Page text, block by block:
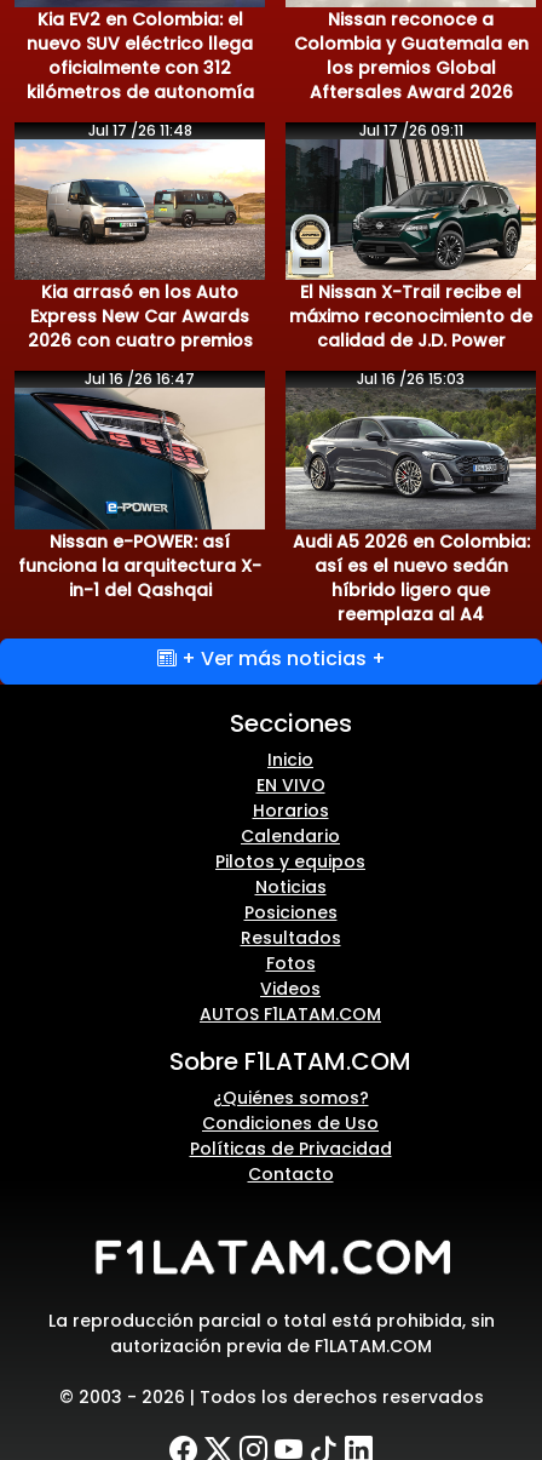
Kia EV2 en Colombia: el
nuevo SUV eléctrico llega
oficialmente con 312
kilómetros de autonomía
Nissan reconoce a
Colombia y Guatemala en
los premios Global
Aftersales Award 2026
Jul 17 /26 11:48
Kia arrasó en los Auto
Express New Car Awards
2026 con cuatro premios
Jul 17 /26 09:11
El Nissan X-Trail recibe el
máximo reconocimiento de
calidad de J.D. Power
Jul 16 /26 16:47
Nissan e-POWER: así
funciona la arquitectura X-
in-1 del Qashqai
Jul 16 /26 15:03
Audi A5 2026 en Colombia:
así es el nuevo sedán
híbrido ligero que
reemplaza al A4
+ Ver más noticias +
Secciones
Inicio
EN VIVO
Horarios
Calendario
Pilotos y equipos
Noticias
Posiciones
Resultados
Fotos
Videos
AUTOS F1LATAM.COM
Sobre F1LATAM.COM
¿Quiénes somos?
Condiciones de Uso
Políticas de Privacidad
Contacto
La reproducción parcial o total está prohibida, sin
autorización previa de F1LATAM.COM
© 2003 - 2026 | Todos los derechos reservados